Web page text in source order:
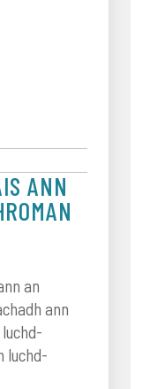
ANN
an
ann
luchd-